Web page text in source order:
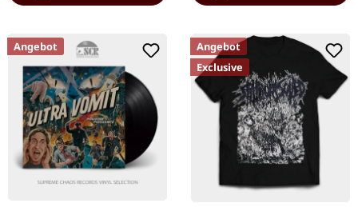
Angebot
Angebot
Exclusive